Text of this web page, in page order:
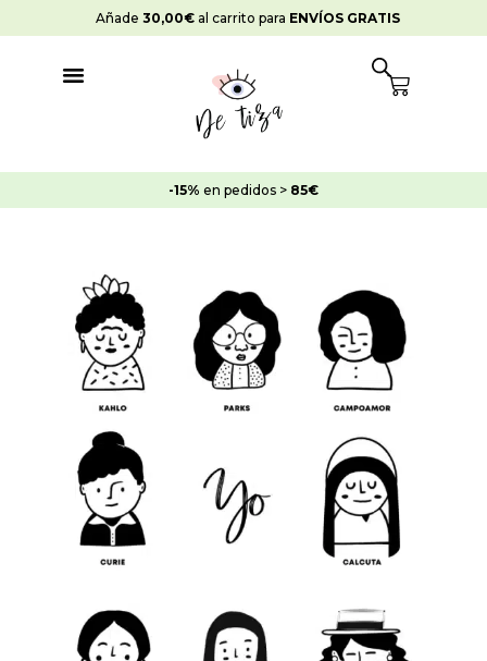
al
Añade 30,00€ al carrito para ENVÍOS GRATIS
Cart
-15% en pedidos > 85€